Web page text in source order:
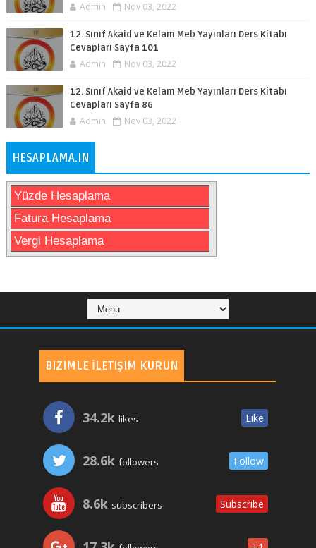
Admin Nov 03, 2022
12. Sınıf Akaid ve Kelam Meb Yayınları Ders Kitabı
Cevapları Sayfa 101
Admin Nov 03, 2022
12. Sınıf Akaid ve Kelam Meb Yayınları Ders Kitabı
Cevapları Sayfa 86
Admin Nov 03, 2022
HESAPLAMA.IN
Yüzde Hesaplama
Fatura Hesaplama
Vergi Hesaplama
BIZIMLE İLETIŞIM KURUN
34.2k likes Like
28.6k followers Follow
8.6k subscribers Subscribe